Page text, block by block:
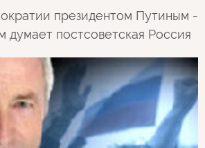
президентом Путиным -
думает постсоветская Россия